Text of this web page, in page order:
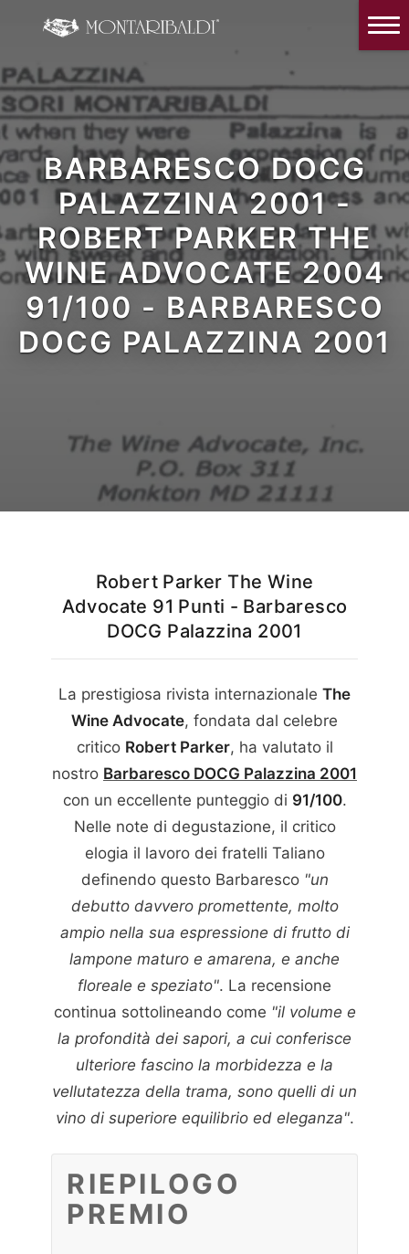
BARBARESCO DOCG
PALAZZINA 2001 -
ROBERT PARKER THE
WINE ADVOCATE 2004
91/100 - BARBARESCO
DOCG PALAZZINA 2001
Robert Parker The Wine
Advocate 91 Punti - Barbaresco
DOCG Palazzina 2001
La prestigiosa rivista internazionale The
Wine Advocate, fondata dal celebre
critico Robert Parker, ha valutato il
nostro Barbaresco DOCG Palazzina 2001
con un eccellente punteggio di 91/100.
Nelle note di degustazione, il critico
elogia il lavoro dei fratelli Taliano
definendo questo Barbaresco "un
debutto davvero promettente, molto
ampio nella sua espressione di frutto di
lampone maturo e amarena, e anche
floreale e speziato". La recensione
continua sottolineando come "il volume e
la profondità dei sapori, a cui conferisce
ulteriore fascino la morbidezza e la
vellutatezza della trama, sono quelli di un
vino di superiore equilibrio ed eleganza".
RIEPILOGO
PREMIO
IT EN
L’azienda
Degustazioni e Visite in cantina
I Vini
La Critica
News ed Eventi
Dove siamo e contatti
App prenota la tua una degustazione
English